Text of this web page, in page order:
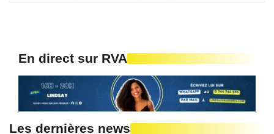
En direct sur RVA
Les dernières news